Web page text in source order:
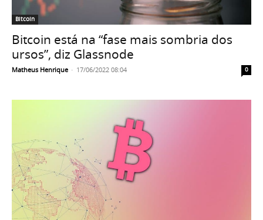
Bitcoin
Bitcoin está na “fase mais sombria dos
ursos”, diz Glassnode
Matheus Henrique - 17/06/2022 08:04 0